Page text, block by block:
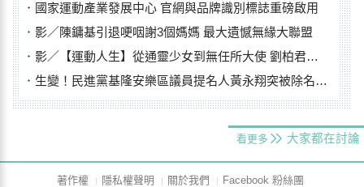
國家運動產業發展中心 官網與品牌識別標誌重磅啟用
影／陳鏞基引退哽咽謝3個媽媽 最大遺憾無緣大聯盟
影／【運動人生】從通靈少女到無任所大使 劉柏君女裁判人生國際發光
生變！民進黨基隆安樂區議員提名人黃永翔突被除名 將另提他人
看更多 大家都在討論
著作權 隱私權聲明 關於我們 Facebook 粉絲團